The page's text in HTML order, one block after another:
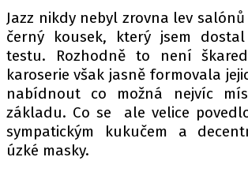
INZERCE
OSOBNÍ ÚDAJE / COOKIES
Provozovatelem serveru
INCORP MEDIA GROUP s.r.o., IČ:
Jazz nikdy nebyl zrovna lev
černý kousek, který jsem
testu. Rozhodně to není
karoserie však jasně formovala
nabídnout co možná nejvíc
základu. Co se ale velice
sympatickým kukučem a
úzké masky.